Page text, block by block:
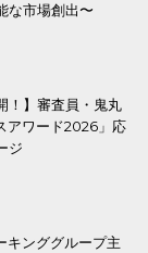
な市場創出〜
！】審査員・鬼丸
アワード2026」応
ジ
キンググループ主